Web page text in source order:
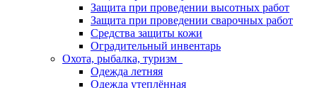
Защита при проведении высотных работ
Защита при проведении сварочных работ
Средства защиты кожи
Оградительный инвентарь
Охота, рыбалка, туризм
Одежда летняя
Одежда утеплённая